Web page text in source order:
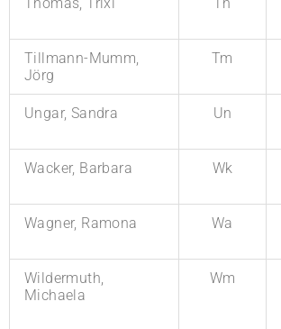
Tillmann-Mumm,
Jörg
Tm
Ungar, Sandra Un
Wacker, Barbara Wk
Wagner, Ramona Wa
Wildermuth,
Michaela
Wm